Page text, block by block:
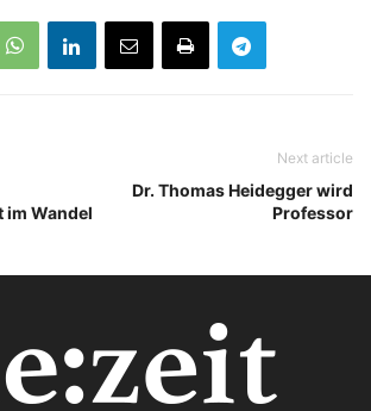
Wandel
Next article
Dr. Thomas Heidegger wird
Professor